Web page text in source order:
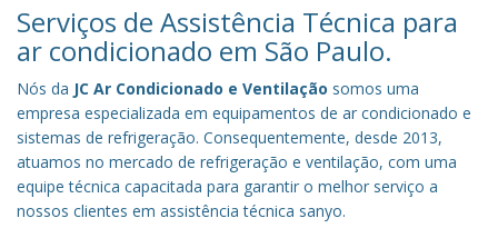
Serviços de Assistência Técnica para
ar condicionado em São Paulo.
Nós da JC Ar Condicionado e Ventilação somos uma
empresa especializada em equipamentos de ar condicionado e
sistemas de refrigeração. Consequentemente, desde 2013,
atuamos no mercado de refrigeração e ventilação, com uma
equipe técnica capacitada para garantir o melhor serviço a
nossos clientes em assistência técnica sanyo.